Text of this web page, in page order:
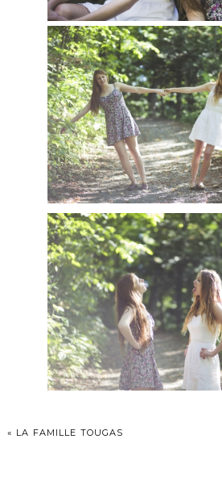
« LA FAMILLE TOUGAS